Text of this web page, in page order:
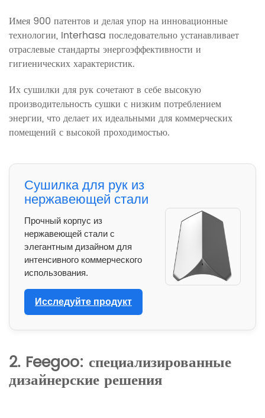
Имея 900 патентов и делая упор на инновационные
технологии, Interhasa последовательно устанавливает
отраслевые стандарты энергоэффективности и
гигиенических характеристик.
Их сушилки для рук сочетают в себе высокую
производительность сушки с низким потреблением
энергии, что делает их идеальными для коммерческих
помещений с высокой проходимостью.
Сушилка для рук из
нержавеющей стали
Прочный корпус из
нержавеющей стали с
элегантным дизайном для
интенсивного коммерческого
использования.
Исследуйте продукт
2. Feegoo: специализированные
дизайнерские решения